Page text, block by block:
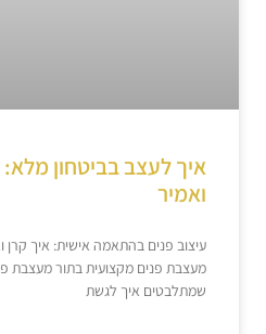
איך לעצב בביטחון
ואמיר
עיצוב פנים בהתאמה אישית: איך קרן
מעצבת פנים מקצועית בתור מעצבת
שמתלבטים איך לגשת